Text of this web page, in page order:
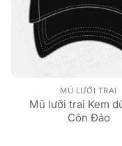
MŨ LƯỠI TRAI
Mũ lưỡi trai Kem
Côn Đảo